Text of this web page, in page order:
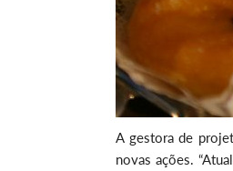
A gestora de
novas ações.